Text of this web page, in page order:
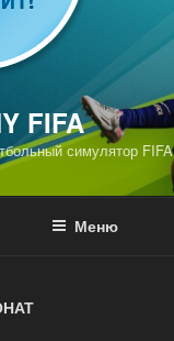
FIFA
симулятор FIFA
Меню